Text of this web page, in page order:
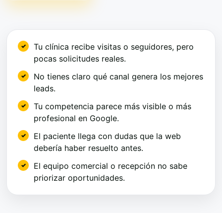
Tu clínica recibe visitas o seguidores, pero
pocas solicitudes reales.
No tienes claro qué canal genera los mejores
leads.
Tu competencia parece más visible o más
profesional en Google.
El paciente llega con dudas que la web
debería haber resuelto antes.
El equipo comercial o recepción no sabe
priorizar oportunidades.